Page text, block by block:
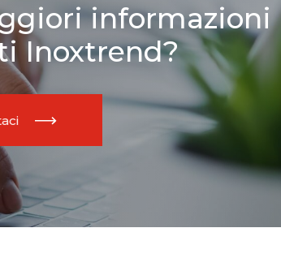
informazioni
Inoxtrend?